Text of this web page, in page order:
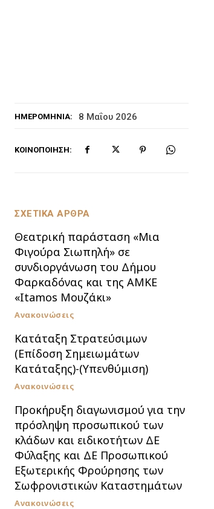
ΗΜΕΡΟΜΗΝΊΑ: 8 Μαΐου 2026
ΚΟΙΝΟΠΟΊΗΣΗ:
ΣΧΕΤΙΚΑ ΑΡΘΡΑ
Θεατρική παράσταση «Μια
Φιγούρα Σιωπηλή» σε
συνδιοργάνωση του Δήμου
Φαρκαδόνας και της ΑΜΚΕ
«Itamos Μουζάκι»
Ανακοινώσεις
Κατάταξη Στρατεύσιμων
(Επίδοση Σημειωμάτων
Κατάταξης)-(Υπενθύμιση)
Ανακοινώσεις
Προκήρυξη διαγωνισμού για την
πρόσληψη προσωπικού των
κλάδων και ειδικοτήτων ΔΕ
Φύλαξης και ΔΕ Προσωπικού
Εξωτερικής Φρούρησης των
Σωφρονιστικών Καταστημάτων
Ανακοινώσεις